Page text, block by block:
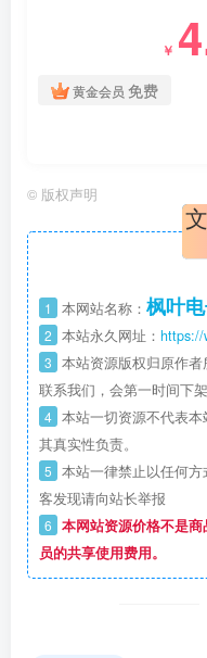
￥
黄金会员 免费
© 版权声明
1 本网站名称： 枫叶
2 本站永久网址： https://
3 本站资源版权归原作
联系我们，会第一时间下架
4 本站一切资源不代表
其真实性负责。
5 本站一律禁止以任何
客发现请向站长举报
6 本网站资源价格不是
员的共享使用费用。